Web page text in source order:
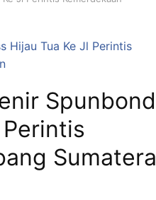
Spunbond
Sumatera